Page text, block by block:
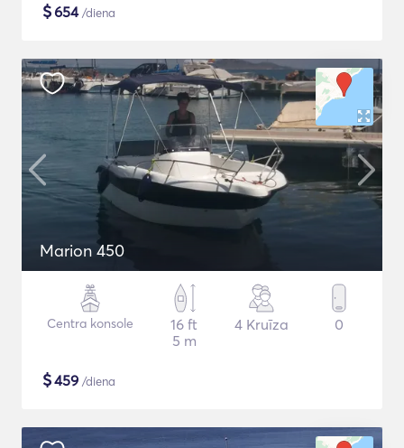
$654/diena
Marion 450
Centra konsole
16 ft
5 m
4 Kruīza 0
$459 /diena